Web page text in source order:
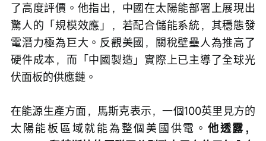
了高度評價。他指出，中國在太陽能部署上展現出
驚人的「規模效應」，若配合儲能系統，其穩態發
電潛力極為巨大。反觀美國，關稅壁壘人為推高了
硬件成本，而「中國製造」實際上已主導了全球光
伏面板的供應鏈。
在能源生產方面，馬斯克表示，一個100英里見方的
太陽能板區域就能為整個美國供電。 他透露，